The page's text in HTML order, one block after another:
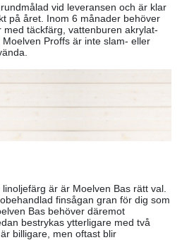
vid leveransen och är klar
på året. Inom 6 månader behöver
täckfärg, vattenburen akrylat-
Proffs är inte slam- eller
är är Moelven Bas rätt val.
finsågan gran för dig som
Bas behöver däremot
bestrykas ytterligare med två
billigare, men oftast blir